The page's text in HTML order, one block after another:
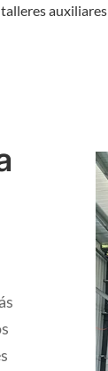
auxiliares